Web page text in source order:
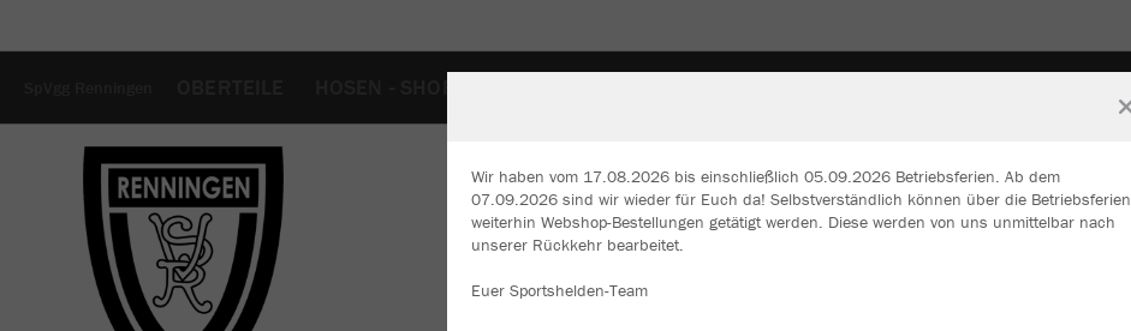
Wir haben vom 17.08.2026 bis einschließlich 05.09.2026 Betriebsferien. Ab dem
07.09.2026 sind wir wieder für Euch da! Selbstverständlich können über die Betriebsferien
weiterhin Webshop-Bestellungen getätigt werden. Diese werden von uns unmittelbar nach
unserer Rückkehr bearbeitet.
Euer Sportshelden-Team
Wir verwenden Cookies
Durch die Analyse der Besucherdaten können wir dir personalisierte Inhalte
Cookies findest Du in den Einstellungen.